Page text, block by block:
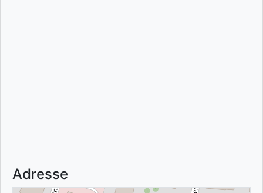
Adresse